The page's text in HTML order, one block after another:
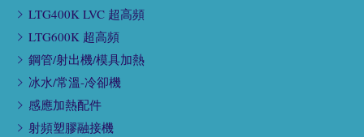
LTG400K LVC 超高頻
LTG600K 超高頻
鋼管/射出機/模具加熱
冰水/常溫-冷卻機
感應加熱配件
射頻塑膠融接機